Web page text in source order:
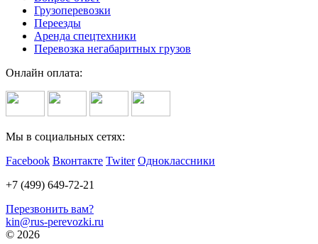
Грузоперевозки
Переезды
Аренда спецтехники
Перевозка негабаритных грузов
Онлайн оплата:
Мы в социальных сетях:
Facebook Вконтакте Twiter Одноклассники
+7 (499) 649-72-21
Перезвонить вам?
kin@rus-perevozki.ru
© 2026